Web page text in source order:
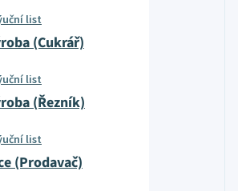
list
(Cukrář)
list
(Řezník)
list
(Prodavač)